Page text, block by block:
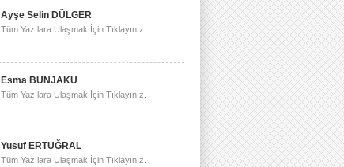
Ayşe Selin DÜLGER
Tüm Yazılara Ulaşmak İçin Tıklayınız.
Esma BUNJAKU
Tüm Yazılara Ulaşmak İçin Tıklayınız.
Yusuf ERTUĞRAL
Tüm Yazılara Ulaşmak İçin Tıklayınız.